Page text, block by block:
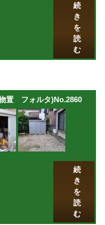
続
き
を
読
む
置 フォルタ)No.2860
続
き
を
読
む